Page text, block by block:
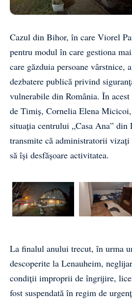
Cazul din Bihor, în care Viorel
pentru modul în care gestiona
care găzduia persoane vârstnice,
dezbatere publică privind
vulnerabile din România. În
de Timiș, Cornelia Elena
situația centrului „Casa Ana” din
transmite că administratorii vizați
să își desfășoare activitatea.
La finalul anului trecut, în urma
descoperite la Lenauheim,
condiții improprii de îngrijire,
fost suspendată în regim de